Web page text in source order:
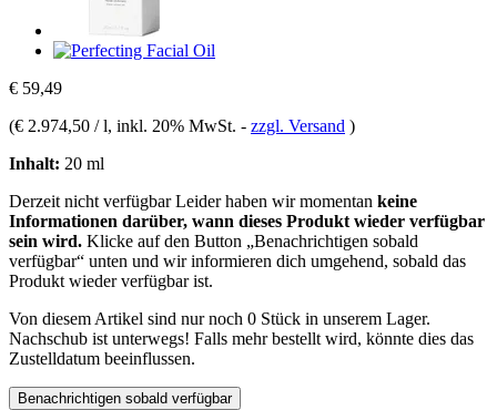
€ 59,49
(€ 2.974,50 / l, inkl. 20% MwSt. - zzgl. Versand )
Inhalt: 20 ml
Derzeit nicht verfügbarLeider haben wir momentan keine
Informationen darüber, wann dieses Produkt wieder verfügbar
sein wird. Klicke auf den Button „Benachrichtigen sobald
verfügbar“ unten und wir informieren dich umgehend, sobald das
Produkt wieder verfügbar ist.
Von diesem Artikel sind nur noch 0 Stück in unserem Lager.
Nachschub ist unterwegs! Falls mehr bestellt wird, könnte dies das
Zustelldatum beeinflussen.
Benachrichtigen sobald verfügbar